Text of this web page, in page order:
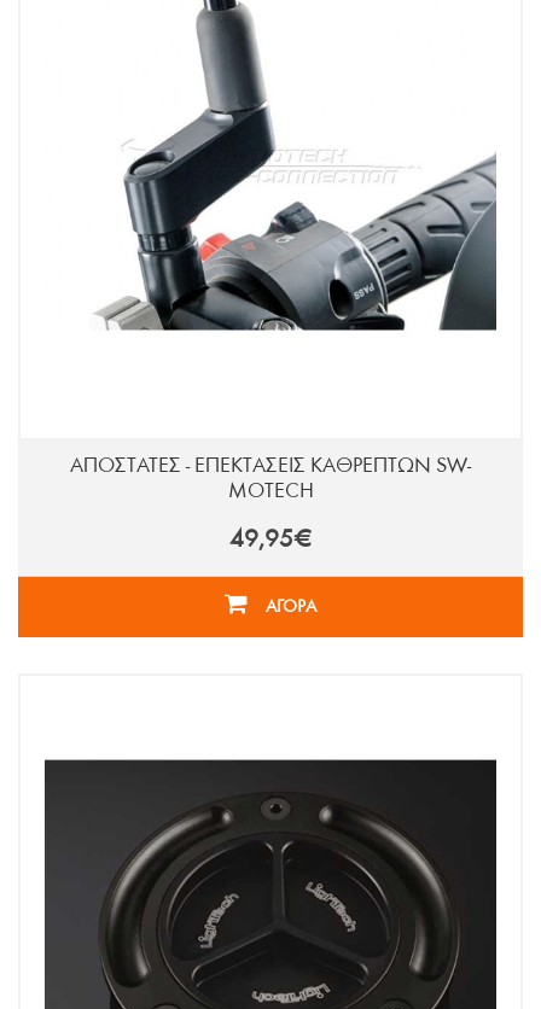
ΑΠΟΣΤΑΤΕΣ - ΕΠΕΚΤΑΣΕΙΣ ΚΑΘΡΕΠΤΩΝ SW-
MOTECH
49,95€
ΑΓΟΡΑ